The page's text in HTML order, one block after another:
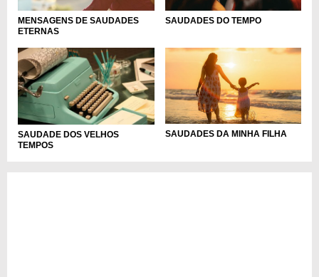
MENSAGENS DE SAUDADES
ETERNAS
SAUDADES DO TEMPO
SAUDADE DOS VELHOS
TEMPOS
SAUDADES DA MINHA FILHA